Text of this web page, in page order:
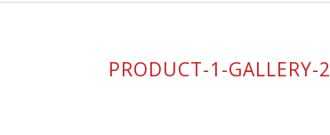
PRODUCT-1-GALLERY-2